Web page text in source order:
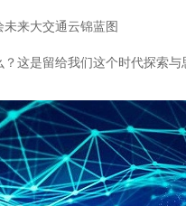
未来大交通云锦蓝图
？这是留给我们这个时代探索